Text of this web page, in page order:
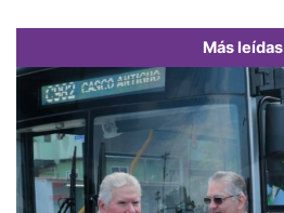
Más leídas